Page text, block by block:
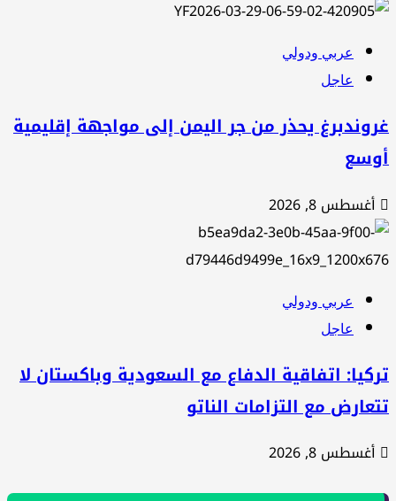
عربي ودولي
عاجل
يحذر من جر اليمن إلى مواجهة إقليمية
أغسطس 8, 2026
عربي ودولي
عاجل
اتفاقية الدفاع مع السعودية وباكستان لا
مع التزامات الناتو
أغسطس 8, 2026